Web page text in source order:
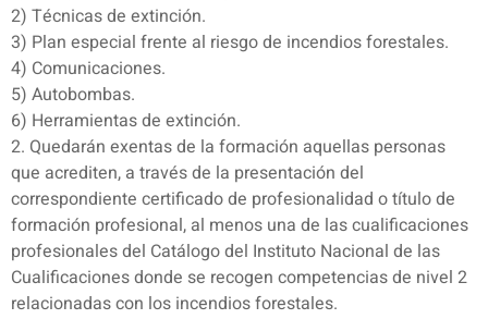
2) Técnicas de extinción.
3) Plan especial frente al riesgo de incendios forestales.
4) Comunicaciones.
5) Autobombas.
6) Herramientas de extinción.
2. Quedarán exentas de la formación aquellas personas
que acrediten, a través de la presentación del
correspondiente certificado de profesionalidad o título de
formación profesional, al menos una de las cualificaciones
profesionales del Catálogo del Instituto Nacional de las
Cualificaciones donde se recogen competencias de nivel 2
relacionadas con los incendios forestales.